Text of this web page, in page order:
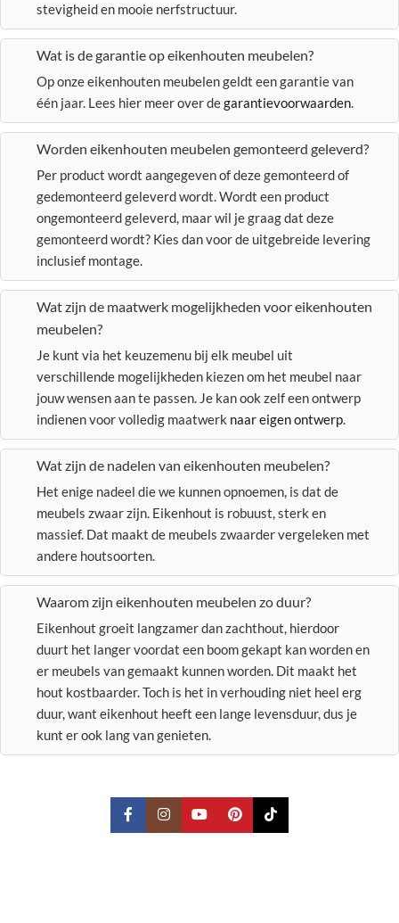
stevigheid en mooie nerfstructuur.
Wat is de garantie op eikenhouten meubelen?
Op onze eikenhouten meubelen geldt een garantie van
één jaar. Lees hier meer over degarantievoorwaarden.
Worden eikenhouten meubelen gemonteerd geleverd?
Per product wordt aangegeven of deze gemonteerd of
gedemonteerd geleverd wordt. Wordt een product
ongemonteerd geleverd, maar wil je graag dat deze
gemonteerd wordt? Kies dan voor de uitgebreide levering
inclusief montage.
Wat zijn de maatwerk mogelijkheden voor eikenhouten
meubelen?
Je kunt via het keuzemenu bij elk meubel uit
verschillende mogelijkheden kiezen om het meubel naar
jouw wensen aan te passen. Je kan ook zelf een ontwerp
indienen voor volledig maatwerk naar eigen ontwerp.
Wat zijn de nadelen van eikenhouten meubelen?
Het enige nadeel die we kunnen opnoemen, is dat de
meubels zwaar zijn. Eikenhout is robuust, sterk en
massief. Dat maakt de meubels zwaarder vergeleken met
andere houtsoorten.
Waarom zijn eikenhouten meubelen zo duur?
Eikenhout groeit langzamer dan zachthout, hierdoor
duurt het langer voordat een boom gekapt kan worden en
er meubels van gemaakt kunnen worden. Dit maakt het
hout kostbaarder. Toch is het in verhouding niet heel erg
duur, want eikenhout heeft een lange levensduur, dus je
kunt er ook lang van genieten.